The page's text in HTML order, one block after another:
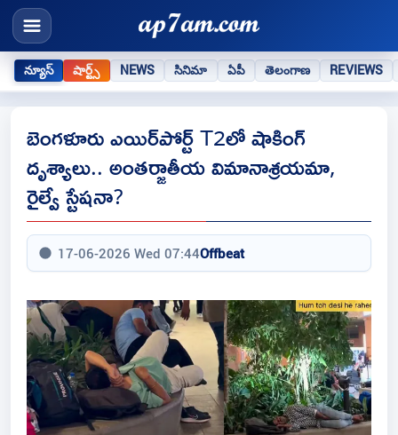
న్యూస్ షార్ట్స్ NEWS సినిమా ఏపీ తెలంగాణ REVIEWS
బెంగళూరు ఎయిర్‌పోర్ట్ T2లో షాకింగ్
దృశ్యాలు.. అంతర్జాతీయ విమానాశ్రయమా,
రైల్వే స్టేషనా?
17-06-2026 Wed 07:44Offbeat